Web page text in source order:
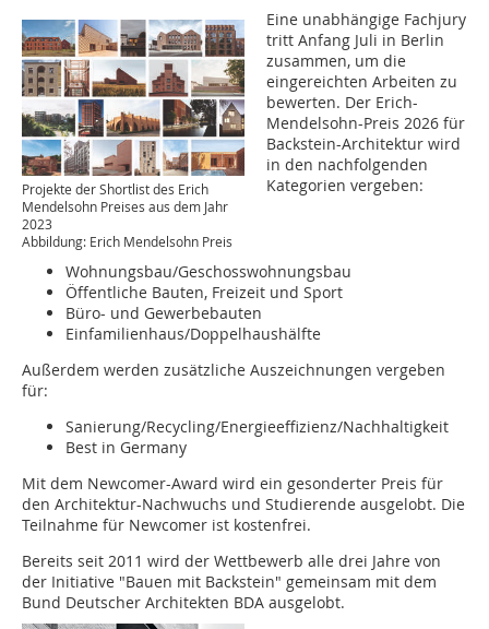
Projekte der Shortlist des Erich
Mendelsohn Preises aus dem Jahr
2023
Abbildung: Erich Mendelsohn Preis
Eine unabhängige Fachjury
tritt Anfang Juli in Berlin
zusammen, um die
eingereichten Arbeiten zu
bewerten. Der Erich-
Mendelsohn-Preis 2026 für
Backstein-Architektur wird
in den nachfolgenden
Kategorien vergeben:
Wohnungsbau/Geschosswohnungsbau
Öffentliche Bauten, Freizeit und Sport
Büro- und Gewerbebauten
Einfamilienhaus/Doppelhaushälfte
Außerdem werden zusätzliche Auszeichnungen vergeben
für:
Sanierung/Recycling/Energieeffizienz/Nachhaltigkeit
Best in Germany
Mit dem Newcomer-Award wird ein gesonderter Preis für
den Architektur-Nachwuchs und Studierende ausgelobt. Die
Teilnahme für Newcomer ist kostenfrei.
Bereits seit 2011 wird der Wettbewerb alle drei Jahre von
der Initiative "Bauen mit Backstein" gemeinsam mit dem
Bund Deutscher Architekten BDA ausgelobt.